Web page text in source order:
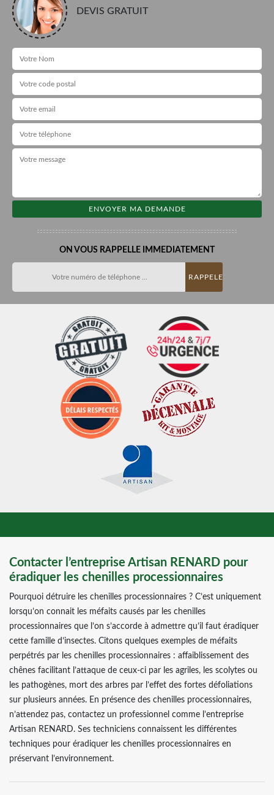
DEVIS GRATUIT
ON VOUS RAPPELLE IMMEDIATEMENT
Contacter l’entreprise Artisan RENARD pour
éradiquer les chenilles processionnaires
Pourquoi détruire les chenilles processionnaires ? C’est uniquement
lorsqu’on connait les méfaits causés par les chenilles
processionnaires que l’on s’accorde à admettre qu’il faut éradiquer
cette famille d’insectes. Citons quelques exemples de méfaits
perpétrés par les chenilles processionnaires : affaiblissement des
chênes facilitant l’attaque de ceux-ci par les agriles, les scolytes ou
les pathogènes, mort des arbres par l’effet des fortes défoliations
sur plusieurs années. En présence des chenilles processionnaires,
n’attendez pas, contactez un professionnel comme l’entreprise
Artisan RENARD. Ses techniciens connaissent les différentes
techniques pour éradiquer les chenilles processionnaires en
préservant l’environnement.